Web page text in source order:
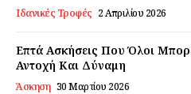
Ιδανικές Τροφές 2 Απριλίου 2026
Επτά Ασκήσεις Που Όλοι
Αντοχή Και Δύναμη
Άσκηση 30 Μαρτίου 2026